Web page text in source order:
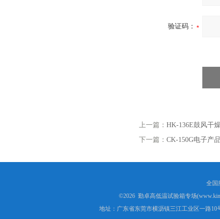
验证码：
上一篇： HK-136E鼓风干
下一篇： CK-150G电子产
全国
©2026 勤卓高低温试验箱专场
地址：广东省东莞市横沥镇三江工业区一路10